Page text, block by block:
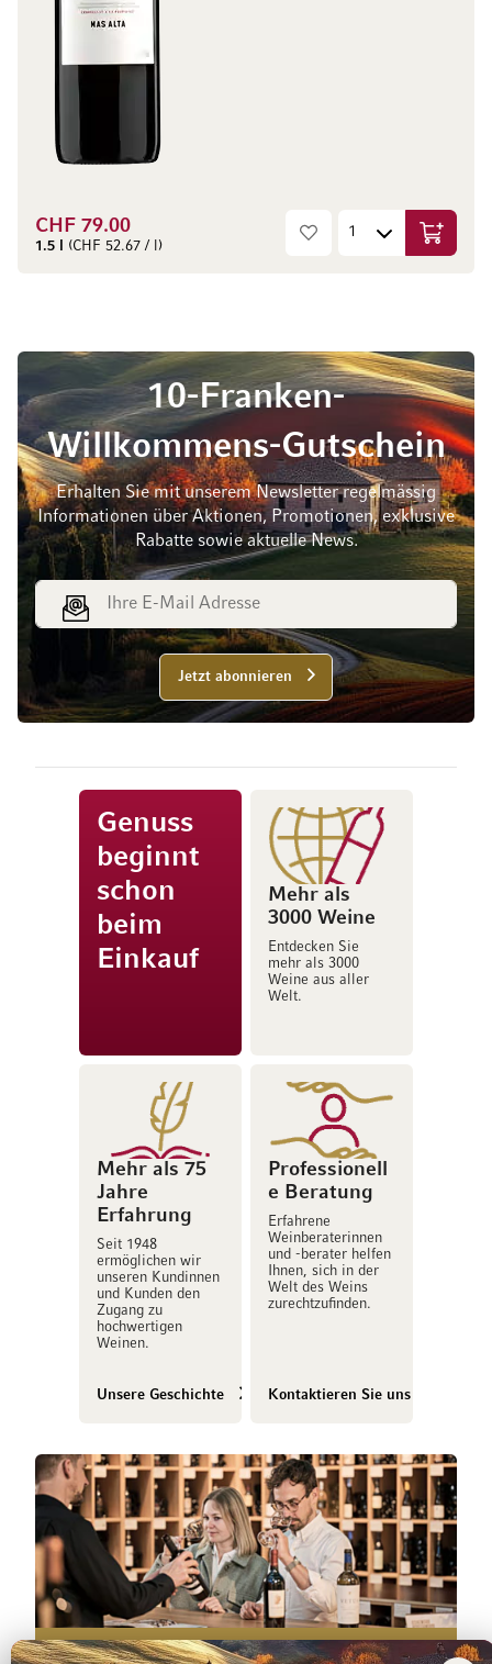
CHF 79.00
1.5 l (CHF 52.67 / l) In den
10-Franken-
Willkommens-Gutschein
Erhalten Sie mit unserem Newsletter regelmässig
Informationen über Aktionen, Promotionen, exklusive
Rabatte sowie aktuelle News.
E-Mail Adresse
Jetzt abonnieren
Genuss
beginnt
schon
beim
Einkauf
Mehr als
3000 Weine
Entdecken Sie
mehr als 3000
Weine aus aller
Welt.
Mehr als 75
Jahre
Erfahrung
Seit 1948
ermöglichen wir
unseren Kundinnen
und Kunden den
Zugang zu
hochwertigen
Weinen.
Unsere Geschichte
Professionell
e Beratung
Erfahrene
Weinberaterinnen
und -berater helfen
Ihnen, sich in der
Welt des Weins
zurechtzufinden.
Kontaktieren Sie uns